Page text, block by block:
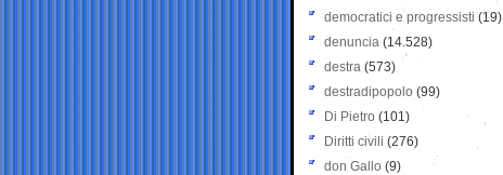
democratici e progressisti (19)
denuncia (14.528)
destra (573)
destradipopolo (99)
Di Pietro (101)
Diritti civili (276)
don Gallo (9)